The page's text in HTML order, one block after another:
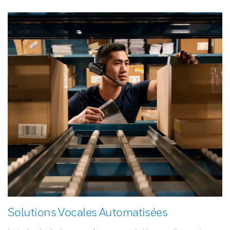
Solutions Vocales Automatisées